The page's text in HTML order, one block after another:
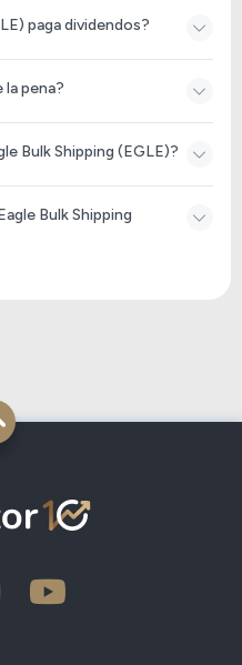
paga dividendos?
la pena?
Bulk Shipping (EGLE)?
Bulk Shipping